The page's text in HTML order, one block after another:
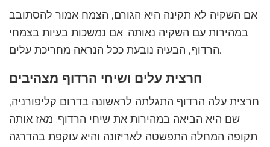
אם השקיה לא תקינה היא הגורם, הצמח אמור להסתובב
במהירות עם השקיה נאותה. אם נמשכות בעיות בצמחי
הרדוף, הבעיה נובעת ככל הנראה מחריכת עלים.
חרצית עלים ושיחי הרדוף מצהיבים
חרצית עלה הרדוף התגלתה לראשונה בדרום קליפורניה,
שם היא הביאה במהירות את שיחי הרדוף. מאז אותה
תקופה המחלה התפשטה לאריזונה והיא עוקפת בהדרגה